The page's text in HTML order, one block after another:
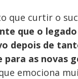
que curtir o
que o
depois de
para as novas
emociona